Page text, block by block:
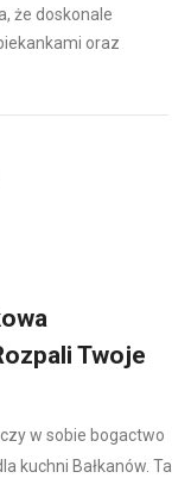
że doskonale
oraz
Twoje
w sobie bogactwo
kuchni Bałkanów. Ta